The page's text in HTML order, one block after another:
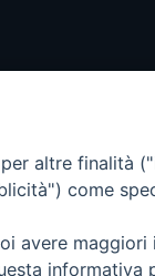
altre finalità
come
avere maggiori
informativa